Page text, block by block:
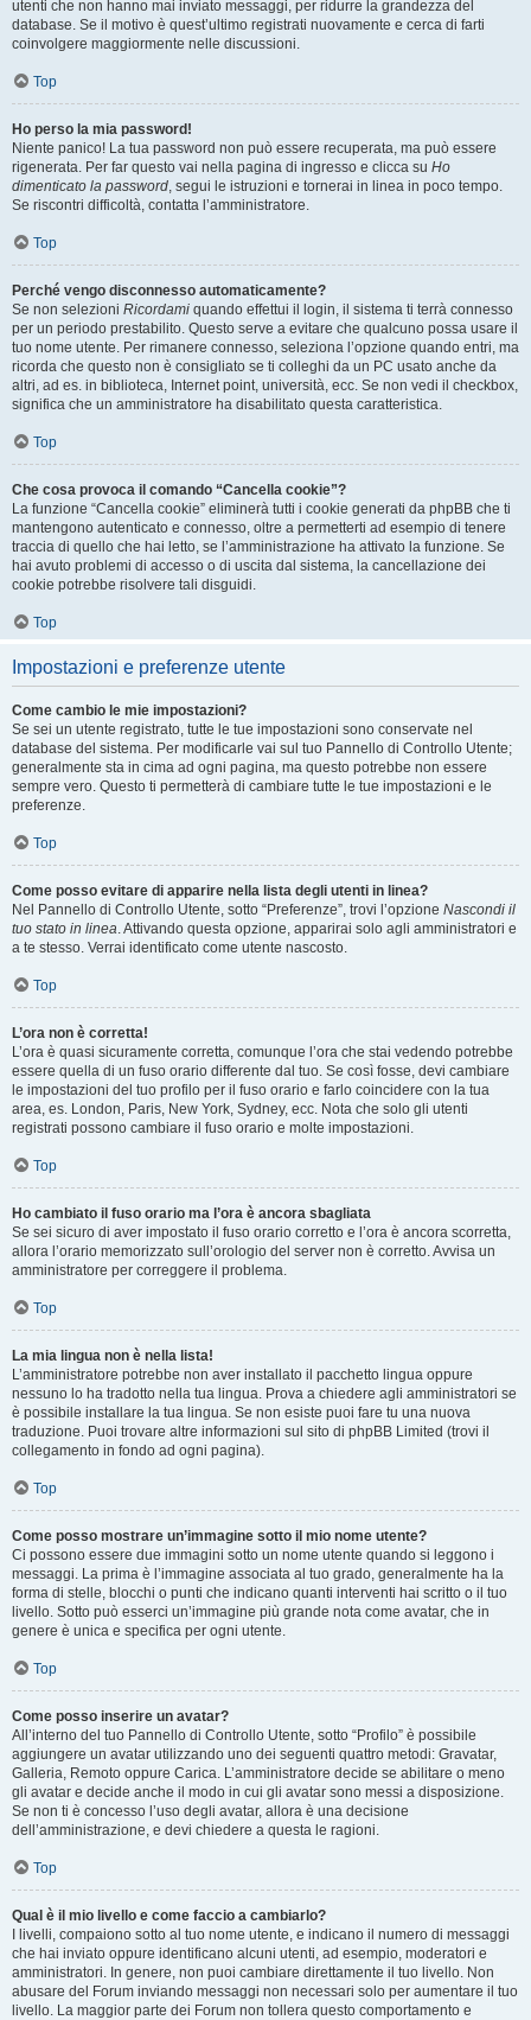
utenti che non hanno mai inviato messaggi, per ridurre la grandezza del
database. Se il motivo è quest’ultimo registrati nuovamente e cerca di farti
coinvolgere maggiormente nelle discussioni.
Top
Ho perso la mia password!
Niente panico! La tua password non può essere recuperata, ma può essere
rigenerata. Per far questo vai nella pagina di ingresso e clicca su Ho
dimenticato la password, segui le istruzioni e tornerai in linea in poco tempo.
Se riscontri difficoltà, contatta l’amministratore.
Top
Perché vengo disconnesso automaticamente?
Se non selezioni Ricordami quando effettui il login, il sistema ti terrà connesso
per un periodo prestabilito. Questo serve a evitare che qualcuno possa usare il
tuo nome utente. Per rimanere connesso, seleziona l’opzione quando entri, ma
ricorda che questo non è consigliato se ti colleghi da un PC usato anche da
altri, ad es. in biblioteca, Internet point, università, ecc. Se non vedi il checkbox,
significa che un amministratore ha disabilitato questa caratteristica.
Top
Che cosa provoca il comando “Cancella cookie”?
La funzione “Cancella cookie” eliminerà tutti i cookie generati da phpBB che ti
mantengono autenticato e connesso, oltre a permetterti ad esempio di tenere
traccia di quello che hai letto, se l’amministrazione ha attivato la funzione. Se
hai avuto problemi di accesso o di uscita dal sistema, la cancellazione dei
cookie potrebbe risolvere tali disguidi.
Top
Impostazioni e preferenze utente
Come cambio le mie impostazioni?
Se sei un utente registrato, tutte le tue impostazioni sono conservate nel
database del sistema. Per modificarle vai sul tuo Pannello di Controllo Utente;
generalmente sta in cima ad ogni pagina, ma questo potrebbe non essere
sempre vero. Questo ti permetterà di cambiare tutte le tue impostazioni e le
preferenze.
Top
Come posso evitare di apparire nella lista degli utenti in linea?
Nel Pannello di Controllo Utente, sotto “Preferenze”, trovi l’opzione Nascondi il
tuo stato in linea. Attivando questa opzione, apparirai solo agli amministratori e
a te stesso. Verrai identificato come utente nascosto.
Top
L’ora non è corretta!
L’ora è quasi sicuramente corretta, comunque l’ora che stai vedendo potrebbe
essere quella di un fuso orario differente dal tuo. Se così fosse, devi cambiare
le impostazioni del tuo profilo per il fuso orario e farlo coincidere con la tua
area, es. London, Paris, New York, Sydney, ecc. Nota che solo gli utenti
registrati possono cambiare il fuso orario e molte impostazioni.
Top
Ho cambiato il fuso orario ma l’ora è ancora sbagliata
Se sei sicuro di aver impostato il fuso orario corretto e l’ora è ancora scorretta,
allora l’orario memorizzato sull’orologio del server non è corretto. Avvisa un
amministratore per correggere il problema.
Top
La mia lingua non è nella lista!
L’amministratore potrebbe non aver installato il pacchetto lingua oppure
nessuno lo ha tradotto nella tua lingua. Prova a chiedere agli amministratori se
è possibile installare la tua lingua. Se non esiste puoi fare tu una nuova
traduzione. Puoi trovare altre informazioni sul sito di phpBB Limited (trovi il
collegamento in fondo ad ogni pagina).
Top
Come posso mostrare un’immagine sotto il mio nome utente?
Ci possono essere due immagini sotto un nome utente quando si leggono i
messaggi. La prima è l’immagine associata al tuo grado, generalmente ha la
forma di stelle, blocchi o punti che indicano quanti interventi hai scritto o il tuo
livello. Sotto può esserci un’immagine più grande nota come avatar, che in
genere è unica e specifica per ogni utente.
Top
Come posso inserire un avatar?
All’interno del tuo Pannello di Controllo Utente, sotto “Profilo” è possibile
aggiungere un avatar utilizzando uno dei seguenti quattro metodi: Gravatar,
Galleria, Remoto oppure Carica. L’amministratore decide se abilitare o meno
gli avatar e decide anche il modo in cui gli avatar sono messi a disposizione.
Se non ti è concesso l’uso degli avatar, allora è una decisione
dell’amministrazione, e devi chiedere a questa le ragioni.
Top
Qual è il mio livello e come faccio a cambiarlo?
I livelli, compaiono sotto al tuo nome utente, e indicano il numero di messaggi
che hai inviato oppure identificano alcuni utenti, ad esempio, moderatori e
amministratori. In genere, non puoi cambiare direttamente il tuo livello. Non
abusare del Forum inviando messaggi non necessari solo per aumentare il tuo
livello. La maggior parte dei Forum non tollera questo comportamento e